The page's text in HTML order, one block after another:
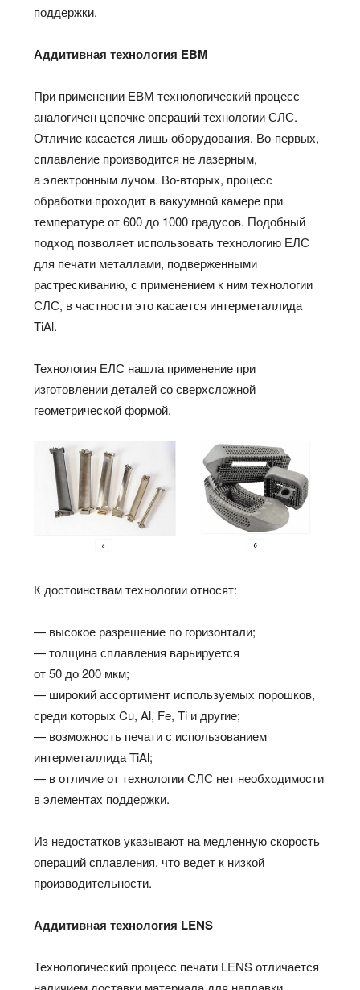
поддержки.
Аддитивная технология EBM
При применении EBM технологический процесс
аналогичен цепочке операций технологии СЛС.
Отличие касается лишь оборудования. Во-первых,
сплавление производится не лазерным,
а электронным лучом. Во-вторых, процесс
обработки проходит в вакуумной камере при
температуре от 600 до 1000 градусов. Подобный
подход позволяет использовать технологию ЕЛС
для печати металлами, подверженными
растрескиванию, с применением к ним технологии
СЛС, в частности это касается интерметаллида
TiAl.
Технология ЕЛС нашла применение при
изготовлении деталей со сверхсложной
геометрической формой.
К достоинствам технологии относят:
— высокое разрешение по горизонтали;
— толщина сплавления варьируется
от 50 до 200 мкм;
— широкий ассортимент используемых порошков,
среди которых Cu, Al, Fe, Ti и другие;
— возможность печати с использованием
интерметаллида TiAl;
— в отличие от технологии СЛС нет необходимости
в элементах поддержки.
Из недостатков указывают на медленную скорость
операций сплавления, что ведет к низкой
производительности.
Аддитивная технология LENS
Технологический процесс печати LENS отличается